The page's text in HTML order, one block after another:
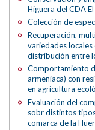
Higuera del CDA
Colección de
Recuperación,
variedades
distribución entre
Comportamiento
armeniaca) con
en agricultura
Evaluación del
sobr distintos
comarca de la